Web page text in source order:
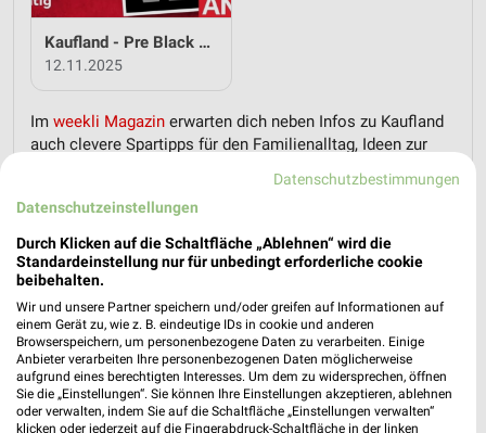
Kaufland - Pre Black Week Angebote
12.11.2025
Im weekli Magazin erwarten dich neben Infos zu Kaufland
auch clevere Spartipps für den Familienalltag, Ideen zur
weekli - Prospekte & Angebote App
Alle Kaufland Angebote immer griffbereit – mit der kostenlosen
weekli App für iOS & Android.
Datenschutzbestimmungen
Datenschutzeinstellungen
Durch Klicken auf die Schaltfläche „Ablehnen“ wird die
Standardeinstellung nur für unbedingt erforderliche cookie
beibehalten.
Wir und unsere Partner speichern und/oder greifen auf Informationen auf
einem Gerät zu, wie z. B. eindeutige IDs in cookie und anderen
Browserspeichern, um personenbezogene Daten zu verarbeiten. Einige
Anbieter verarbeiten Ihre personenbezogenen Daten möglicherweise
aufgrund eines berechtigten Interesses. Um dem zu widersprechen, öffnen
Sie die „Einstellungen“. Sie können Ihre Einstellungen akzeptieren, ablehnen
oder verwalten, indem Sie auf die Schaltfläche „Einstellungen verwalten“
klicken oder jederzeit auf die Fingerabdruck-Schaltfläche in der linken